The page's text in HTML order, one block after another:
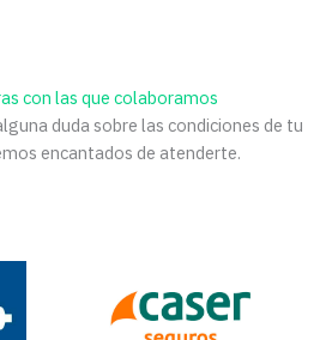
con las que colaboramos
duda sobre las condiciones de tu
encantados de atenderte.